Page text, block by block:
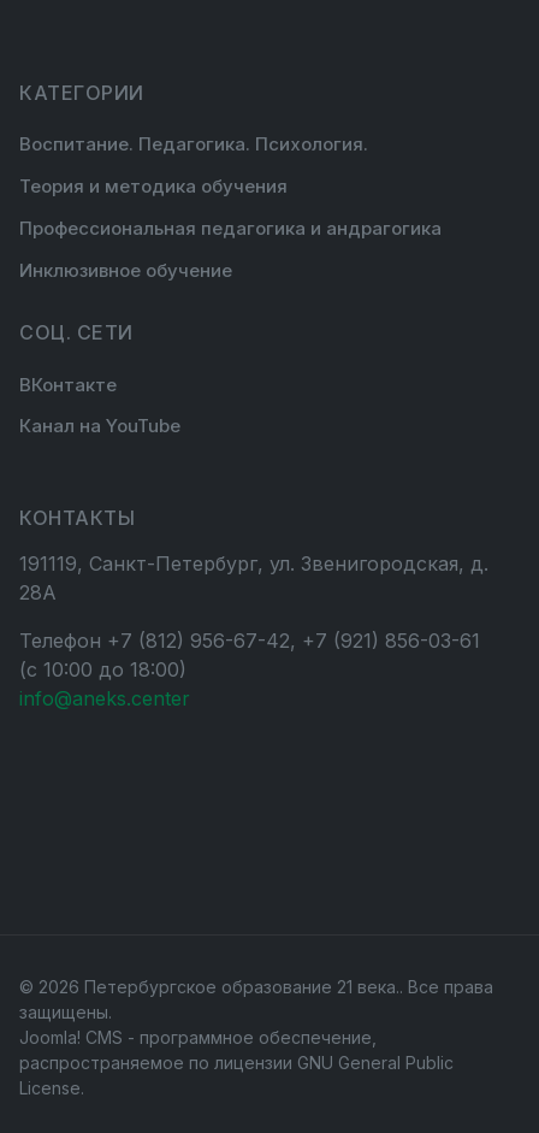
КАТЕГОРИИ
Воспитание. Педагогика. Психология.
Теория и методика обучения
Профессиональная педагогика и андрагогика
Инклюзивное обучение
СОЦ. СЕТИ
ВКонтакте
Канал на YouTube
КОНТАКТЫ
191119, Санкт-Петербург, ул. Звенигородская, д.
28А
Телефон +7 (812) 956-67-42, +7 (921) 856-03-61
(с 10:00 до 18:00)
info@aneks.center
© 2026 Петербургское образование 21 века.. Все права
защищены.
Joomla! CMS - программное обеспечение,
распространяемое по лицензии GNU General Public
License.